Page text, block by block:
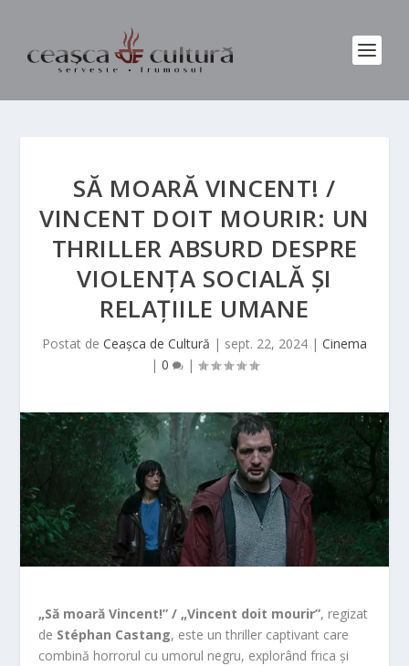
SĂ MOARĂ VINCENT! /
VINCENT DOIT MOURIR: UN
THRILLER ABSURD DESPRE
VIOLENȚA SOCIALĂ ȘI
RELAȚIILE UMANE
Postat de Ceașca de Cultură | sept. 22, 2024 | Cinema
| 0 |
„Să moară Vincent!” / „Vincent doit mourir”, regizat
de Stéphan Castang, este un thriller captivant care
combină horrorul cu umorul negru, explorând frica și